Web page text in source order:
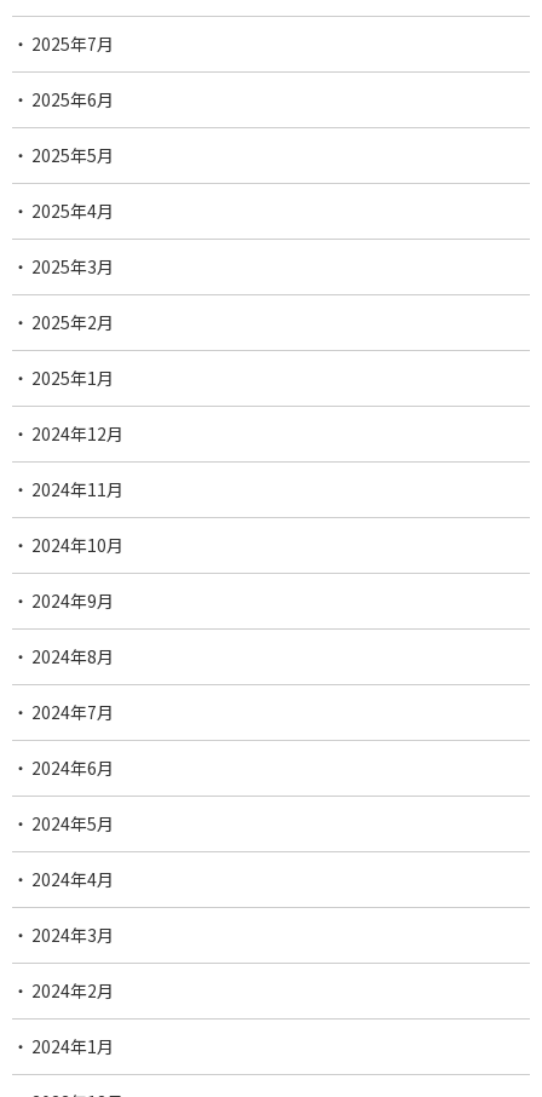
2025年7月
2025年6月
2025年5月
2025年4月
2025年3月
2025年2月
2025年1月
2024年12月
2024年11月
2024年10月
2024年9月
2024年8月
2024年7月
2024年6月
2024年5月
2024年4月
2024年3月
2024年2月
2024年1月